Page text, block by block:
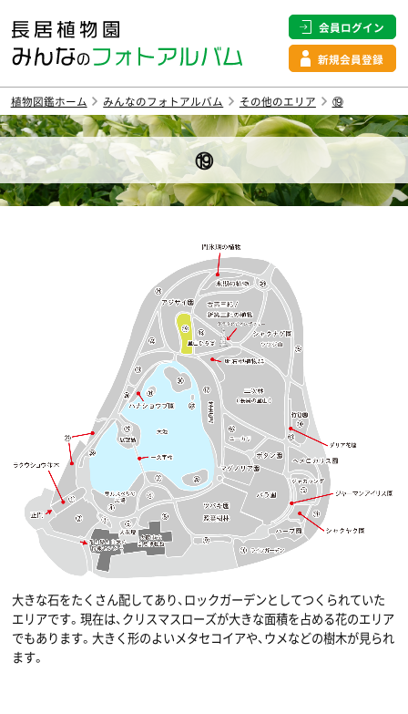
会員ログイン
新規会員登録
植物図鑑ホーム みんなのフォトアルバム その他のエリア ⑲
⑲
大きな石をたくさん配してあり、ロックガーデンとしてつくられていた
エリアです。現在は、クリスマスローズが大きな面積を占める花のエリア
でもあります。大きく形のよいメタセコイアや、ウメなどの樹木が見られ
ます。